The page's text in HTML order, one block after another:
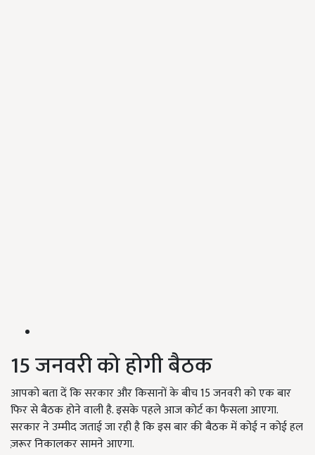
15 जनवरी को होगी बैठक
आपको बता दें कि सरकार और किसानों के बीच 15 जनवरी को एक बार
फिर से बैठक होने वाली है. इसके पहले आज कोर्ट का फैसला आएगा.
सरकार ने उम्मीद जताई जा रही है कि इस बार की बैठक में कोई न कोई हल
ज़रूर निकालकर सामने आएगा.